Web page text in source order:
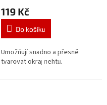
119 Kč
Do košíku
Umožňují snadno a přesně
tvarovat okraj nehtu.